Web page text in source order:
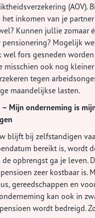
(AOV).
inkomen van je
Kunnen jullie zomaar
Mogelijk
wel fors gesneden
misschien ook nog
tegen
maandelijkse lasten.
Mijn onderneming is
blijft bij zelfstandigen
bereikt is, wordt
opbrengst ga je leven.
zeer kostbaar is.
gereedschappen en
kan ook in
wordt bedreigd.